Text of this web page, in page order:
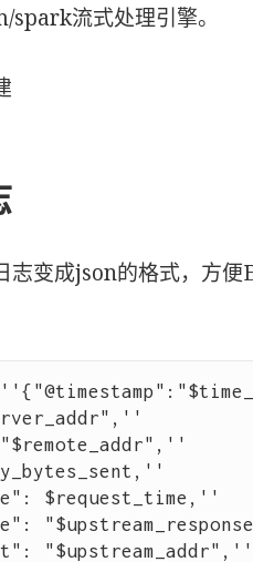
流式处理引擎。
志变成json的格式，方